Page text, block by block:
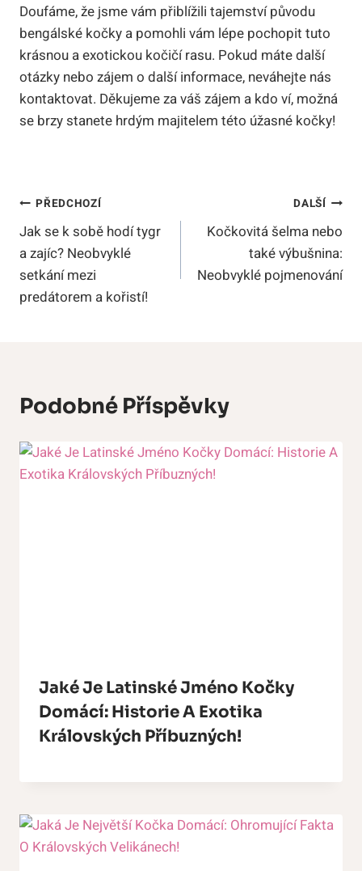
Doufáme, že jsme vám přiblížili tajemství původu
bengálské kočky a pomohli vám lépe pochopit tuto
krásnou a exotickou kočičí rasu. Pokud máte další
otázky nebo zájem o další informace, neváhejte nás
kontaktovat. Děkujeme za váš zájem a kdo ví, možná
se brzy stanete hrdým majitelem této úžasné kočky!
Navigace
Pro
Příspěvek
PŘEDCHOZÍ
Jak se k sobě hodí tygr
a zajíc? Neobvyklé
setkání mezi
predátorem a kořistí!
DALŠÍ
Kočkovitá šelma nebo
také výbušnina:
Neobvyklé pojmenování
Podobné Příspěvky
Jaké Je Latinské Jméno Kočky
Domácí: Historie A Exotika
Královských Příbuzných!